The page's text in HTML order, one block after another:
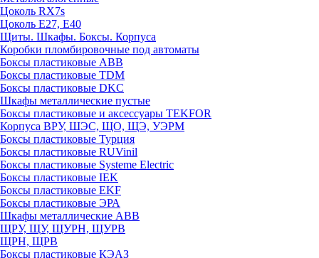
Цоколь RX7s
Цоколь Е27, E40
Щиты. Шкафы. Боксы. Корпуса
Коробки пломбировочные под автоматы
Боксы пластиковые ABB
Боксы пластиковые TDM
Боксы пластиковые DKC
Шкафы металлические пустые
Боксы пластиковые и аксессуары TEKFOR
Корпуса ВРУ, ШЭС, ЩО, ЩЭ, УЭРМ
Боксы пластиковые Турция
Боксы пластиковые RUVinil
Боксы пластиковые Systeme Electric
Боксы пластиковые IEK
Боксы пластиковые EKF
Боксы пластиковые ЭРА
Шкафы металлические ABB
ЩРУ, ЩУ, ЩУРН, ЩУРВ
ЩРН, ЩРВ
Боксы пластиковые КЭАЗ